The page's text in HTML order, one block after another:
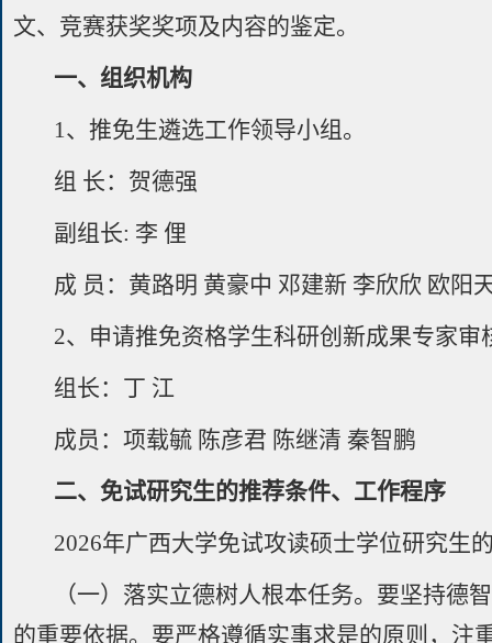
文、竞赛获奖奖项及内容的鉴定。
一、组织机构
1、推免生遴选工作领导小组。
组 长：贺德强
副组长: 李 俚
成 员：黄路明 黄豪中 邓建新 李欣欣 欧阳
2、申请推免资格学生科研创新成果专家审
组长：丁 江
成员：项载毓 陈彦君 陈继清 秦智鹏
二、免试研究生的推荐条件、工作程序
2026年广西大学免试攻读硕士学位研究生
（一）落实立德树人根本任务。要坚持
的重要依据。要严格遵循实事求是的原则，注